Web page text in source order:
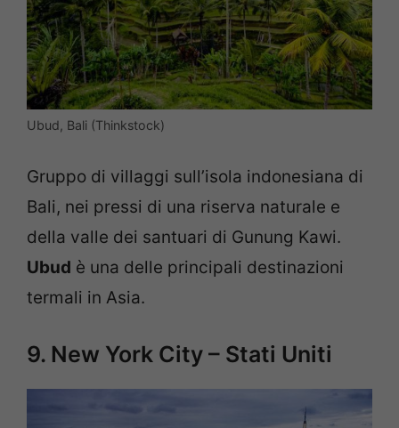
Ubud, Bali (Thinkstock)
Gruppo di villaggi sull’isola indonesiana di
Bali, nei pressi di una riserva naturale e
della valle dei santuari di Gunung Kawi.
Ubud è una delle principali destinazioni
termali in Asia.
9. New York City – Stati Uniti